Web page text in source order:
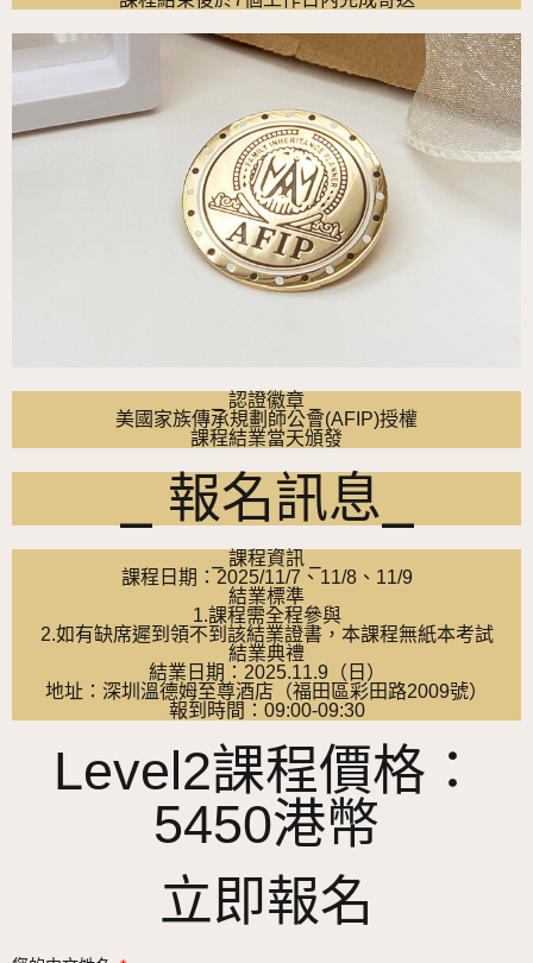
⎯ 認證徽章 ⎯
美國家族傳承規劃師公會(AFIP)授權
課程結業當天頒發
⎯ 報名訊息⎯
⎯ 課程資訊 ⎯
課程日期：2025/11/7、11/8、11/9
結業標準
1.課程需全程參與
2.如有缺席遲到領不到該結業證書，本課程無紙本考試
結業典禮
結業日期：2025.11.9（日）
地址：深圳溫德姆至尊酒店（福田區彩田路2009號）
報到時間：09:00-09:30
Level2課程價格：
5450港幣
立即報名